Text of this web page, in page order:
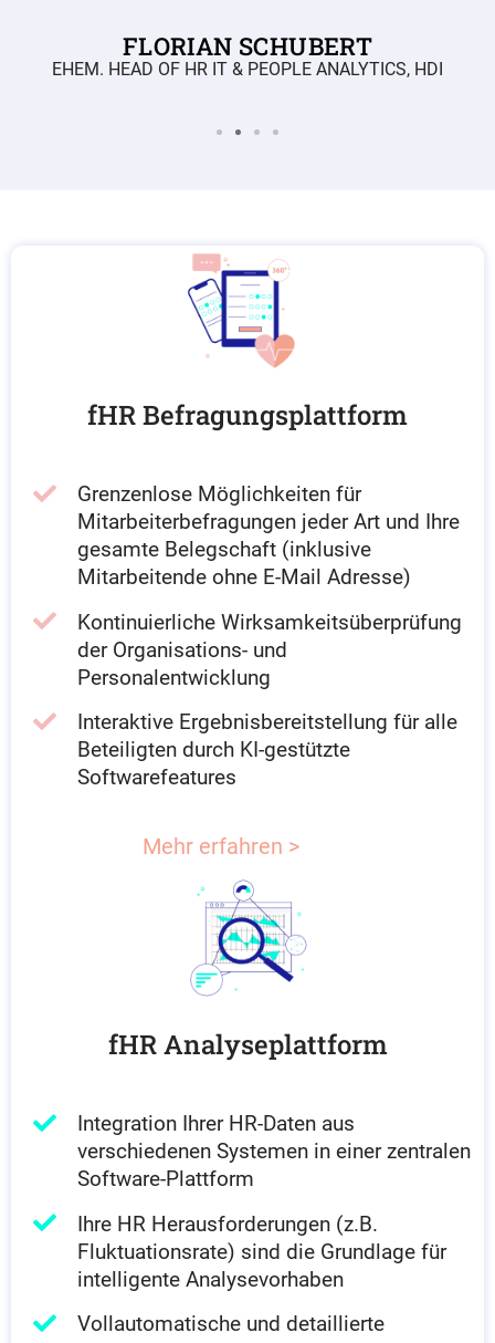
FLORIAN SCHUBERT
EHEM. HEAD OF HR IT & PEOPLE ANALYTICS, HDI
fHR Befragungsplattform
Grenzenlose Möglichkeiten für
Mitarbeiterbefragungen jeder Art und Ihre
gesamte Belegschaft (inklusive
Mitarbeitende ohne E-Mail Adresse)
Kontinuierliche Wirksamkeitsüberprüfung
der Organisations- und
Personalentwicklung
Interaktive Ergebnisbereitstellung für alle
Beteiligten durch KI-gestützte
Softwarefeatures
Mehr erfahren
fHR Analyseplattform
Integration Ihrer HR-Daten aus
verschiedenen Systemen in einer zentralen
Software-Plattform
Ihre HR Herausforderungen (z.B.
Fluktuationsrate) sind die Grundlage für
intelligente Analysevorhaben
Vollautomatische und detaillierte